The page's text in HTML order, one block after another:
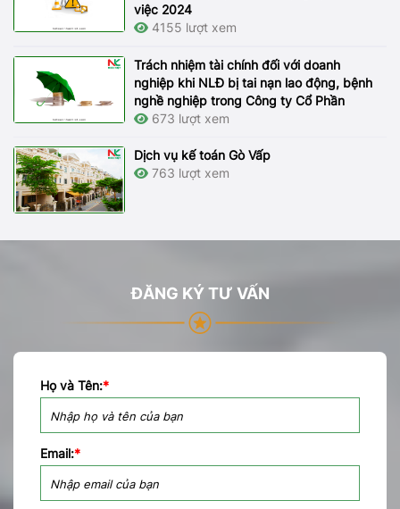
việc 2024
4155 lượt xem
Trách nhiệm tài chính đối với doanh
nghiệp khi NLĐ bị tai nạn lao động, bệnh
nghề nghiệp trong Công ty Cổ Phần
673 lượt xem
Dịch vụ kế toán Gò Vấp
763 lượt xem
ĐĂNG KÝ TƯ VẤN
Họ và Tên:*
Email:*